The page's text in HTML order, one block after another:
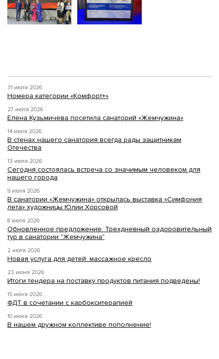
31 июля 2026
Номера категории «Комфорт+»
27 июля 2026
Елена Кузьмичева посетила санаторий «Жемчужина»
14 июля 2026
В стенах нашего санатория всегда рады защитникам
Отечества
13 июля 2026
Сегодня состоялась встреча со значимым человеком для
нашего города
9 июля 2026
В санатории «Жемчужина» открылась выставка «Симфония
лета» художницы Юлии Хорсовой
8 июля 2026
Обновленное предложение: Трехдневный оздоровительный
тур в санатории "Жемчужина"
2 июля 2026
Новая услуга для детей: массажное кресло
23 июня 2026
Итоги тендера на поставку продуктов питания подведены!
15 июня 2026
ФДТ в сочетании с карбокситерапией
10 июня 2026
В нашем дружном коллективе пополнение!